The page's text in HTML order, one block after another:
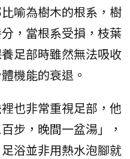
喻為樹木的根系，樹
，當根系受損，枝葉
足部時雖然無法吸收
機能的衰退。
也非常重視足部，他
步，晚間一盆湯」，
浴並非用熱水泡腳就